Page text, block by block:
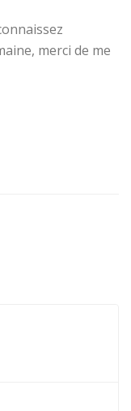
merci de me